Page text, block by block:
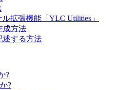
拡張機能「YLC Utilities」
成方法
述する方法
?
?